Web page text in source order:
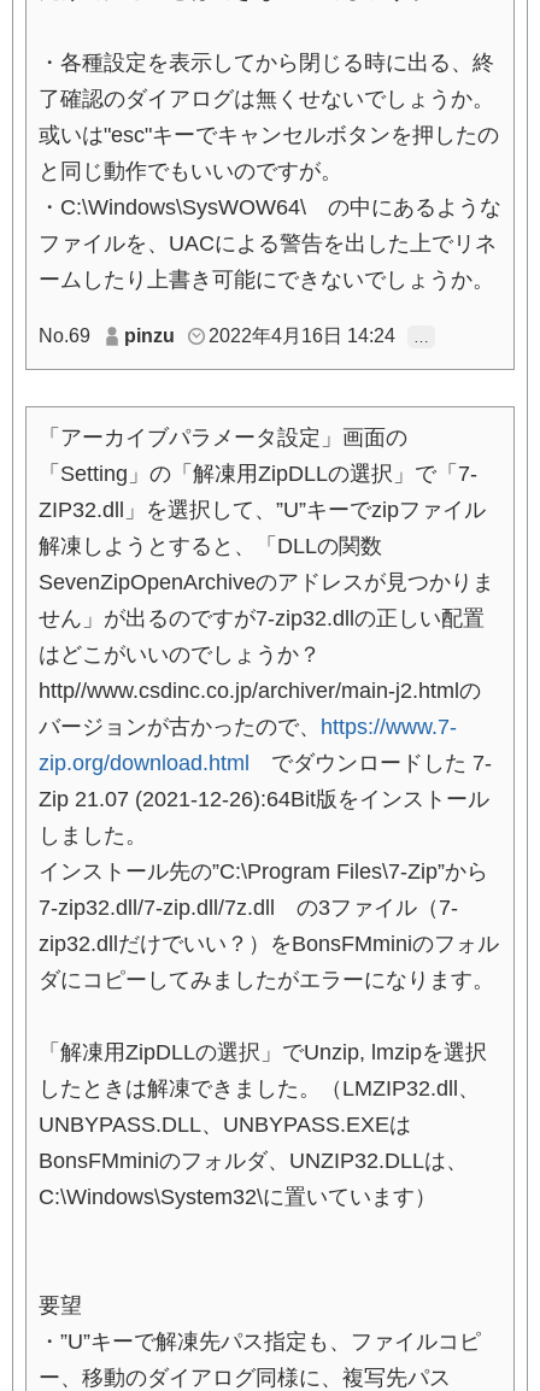
・各種設定を表示してから閉じる時に出る、終
了確認のダイアログは無くせないでしょうか。
或いは"esc"キーでキャンセルボタンを押したの
と同じ動作でもいいのですが。
・C:\Windows\SysWOW64\ の中にあるような
ファイルを、UACによる警告を出した上でリネ
ームしたり上書き可能にできないでしょうか。
No.69 pinzu 2022年4月16日 14:24
「アーカイブパラメータ設定」画面の
「Setting」の「解凍用ZipDLLの選択」で「7-
ZIP32.dll」を選択して、”U”キーでzipファイル
解凍しようとすると、「DLLの関数
SevenZipOpenArchiveのアドレスが見つかりま
せん」が出るのですが7-zip32.dllの正しい配置
はどこがいいのでしょうか？
http//www.csdinc.co.jp/archiver/main-j2.htmlの
バージョンが古かったので、 https://www.7-
zip.org/download.html
でダウンロードした 7-
Zip 21.07 (2021-12-26):64Bit版をインストール
しました。
インストール先の”C:\Program Files\7-Zip”から
7-zip32.dll/7-zip.dll/7z.dll の3ファイル（7-
zip32.dllだけでいい？）をBonsFMminiのフォル
ダにコピーしてみましたがエラーになります。
「解凍用ZipDLLの選択」でUnzip, lmzipを選択
したときは解凍できました。（LMZIP32.dll、
UNBYPASS.DLL、UNBYPASS.EXEは
BonsFMminiのフォルダ、UNZIP32.DLLは、
C:\Windows\System32\に置いています）
要望
・”U”キーで解凍先パス指定も、ファイルコピ
ー、移動のダイアログ同様に、複写先パス